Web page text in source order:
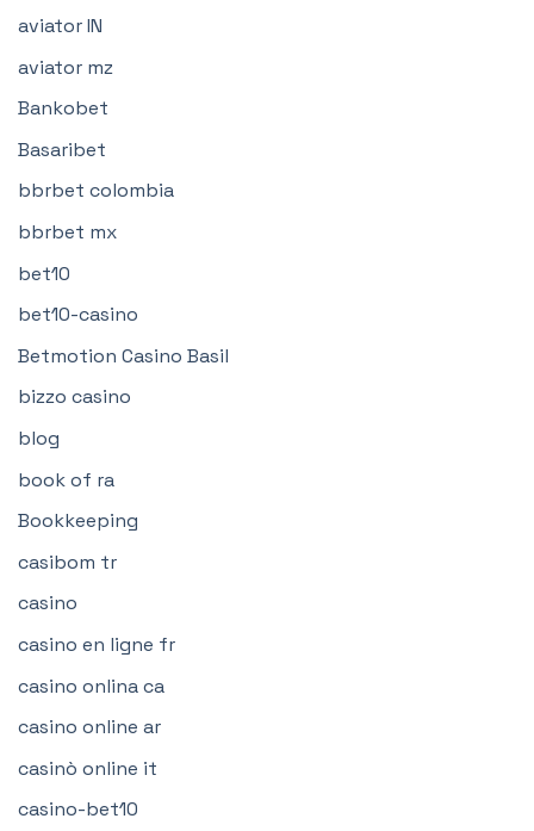
aviator IN
aviator mz
Bankobet
Basaribet
bbrbet colombia
bbrbet mx
bet10
bet10-casino
Betmotion Casino Basil
bizzo casino
blog
book of ra
Bookkeeping
casibom tr
casino
casino en ligne fr
casino onlina ca
casino online ar
casinò online it
casino-bet10